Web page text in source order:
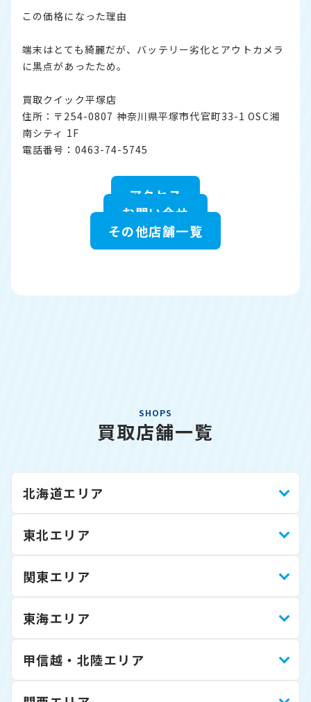
この価格になった理由
端末はとても綺麗だが、バッテリー劣化とアウトカメラ
に黒点があったため。
買取クイック平塚店
住所：〒254-0807 神奈川県平塚市代官町33-1 OSC湘
南シティ 1F
電話番号：0463-74-5745
アクセス
お問い合せ
その他店舗一覧
SHOPS
買取店舗一覧
北海道エリア
東北エリア
関東エリア
東海エリア
甲信越・北陸エリア